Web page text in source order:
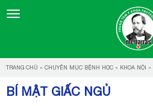
TRANG CHỦ » CHUYÊN MỤC BỆNH HỌC » KHOA NỘI »
BÍ MẬT GIẤC NGỦ